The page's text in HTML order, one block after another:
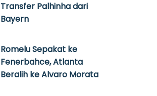
Transfer Palhinha dari
Bayern
Romelu Sepakat ke
Fenerbahce, Atlanta
Beralih ke Alvaro Morata